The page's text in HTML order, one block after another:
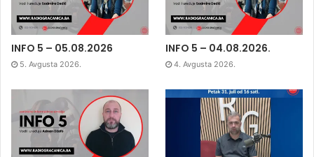
INFO 5 – 05.08.2026
5. Avgusta 2026.
INFO 5 – 04.08.2026.
4. Avgusta 2026.